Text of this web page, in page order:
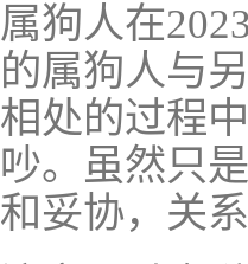
属狗人在
的属狗人与
相处的过程
吵。虽然只
和妥协，关